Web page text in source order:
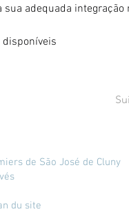
adequada integração
de São José de Cluny
du site